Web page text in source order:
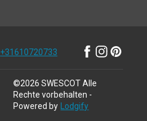
+31610720733
©2026 SWESCOTAlle
Rechte vorbehalten -
Powered by
Lodgify